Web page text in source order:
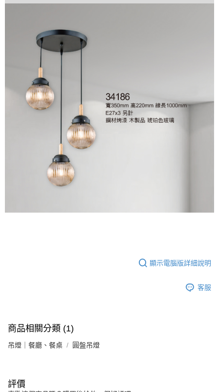
權轉讓予恩沛科技股份有限公司。
２．關於個人資料處理事宜，請瀏覽以下網址：
https://aftee.tw/terms/#terms3
３．未成年的使用者請事先徵得法定代理人或監護人之同意方可使用
「AFTEE先享後付」，若未經同意申辦者引起之損失，本公司不負相關責
４．使用「AFTEE先享後付」時，將依據個別帳號之用戶狀況，依本公司即
時審查核予不同之上限額度；若仍有額度不足之情形，本公司將視審查結果
請求用戶進行身份認證。
５．嚴禁一人註冊多個帳號或使用他人資訊註冊。若發現惡意使用之情形，
恩沛科技股份有限公司將有權停止該用戶之使用額度並採取法律行動。
顯示電腦版詳細說明
客服
商品相關分類 (1)
吊燈｜餐廳、餐桌 圓盤吊燈
評價